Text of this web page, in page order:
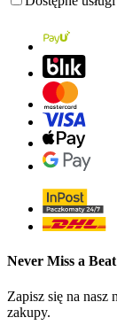
Never Miss a Beat
Zapisz się na nasz
zakupy.